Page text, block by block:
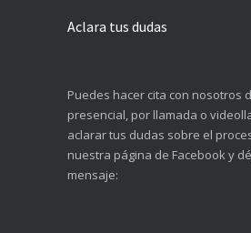
Aclara tus dudas
Puedes hacer cita con nosotros
presencial, por llamada o
aclarar tus dudas sobre el
nuestra página de Facebook y
mensaje: